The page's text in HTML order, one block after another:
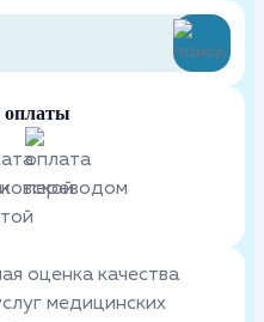
оценка качества
медицинских